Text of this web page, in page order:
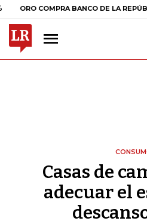
COMPRA BANCO DE LA REPÚBLICA $
Casas de
adecuar el